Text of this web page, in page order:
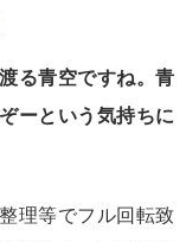
る青空ですね。青
ーという気持ちに
理等でフル回転致